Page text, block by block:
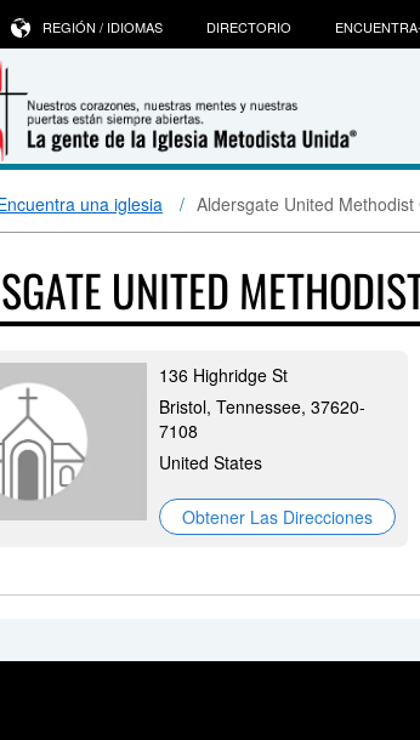
REGIÓN / IDIOMAS DIRECTORIO
una iglesia Aldersgate United Methodist
UNITED
136 Highridge St
Bristol, Tennessee, 37620-
7108
United States
Obtener Las Direcciones